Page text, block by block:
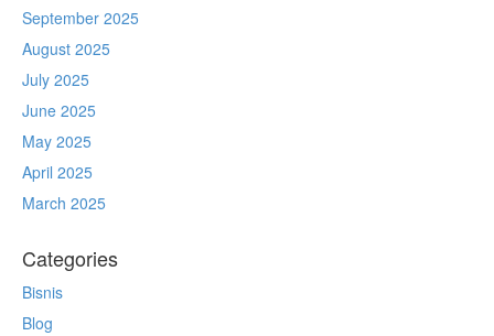
September 2025
August 2025
July 2025
June 2025
May 2025
April 2025
March 2025
Categories
Bisnis
Blog